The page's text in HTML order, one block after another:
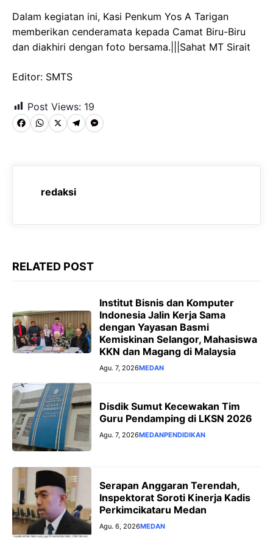
Dalam kegiatan ini, Kasi Penkum Yos A Tarigan
memberikan cenderamata kepada Camat Biru-Biru
dan diakhiri dengan foto bersama.|||Sahat MT Sirait
Editor: SMTS
Post Views: 19
F
c
o
k
W
a
A
p
X T
l
e
r
m
M
s
n
e
r
redaksi
RELATED POST
Institut Bisnis dan Komputer
Indonesia Jalin Kerja Sama
dengan Yayasan Basmi
Kemiskinan Selangor, Mahasiswa
KKN dan Magang di Malaysia
Agu. 7, 2026MEDAN
Disdik Sumut Kecewakan Tim
Guru Pendamping di LKSN 2026
Agu. 7, 2026MEDANPENDIDIKAN
Serapan Anggaran Terendah,
Inspektorat Soroti Kinerja Kadis
Perkimcikataru Medan
Agu. 6, 2026MEDAN